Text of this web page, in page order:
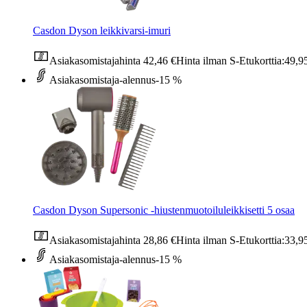
Casdon Dyson leikkivarsi-imuri
Asiakasomistajahinta 42,46 €Hinta ilman S-Etukorttia:
Asiakasomistaja-alennus-15 %
Casdon Dyson Supersonic -hiustenmuotoiluleikkisetti 5 osaa
Asiakasomistajahinta 28,86 €Hinta ilman S-Etukorttia:
Asiakasomistaja-alennus-15 %